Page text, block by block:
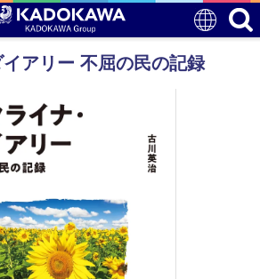
アリー 不屈の民の記録